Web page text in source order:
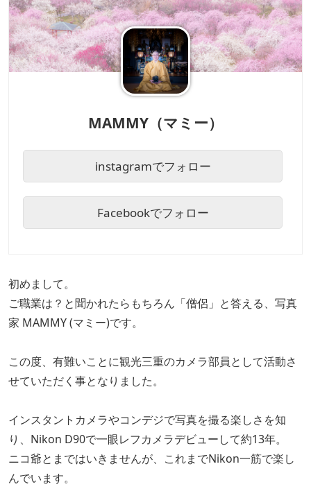
MAMMY（マミー）
instagramでフォロー
Facebookでフォロー
初めまして。
ご職業は？と聞かれたらもちろん「僧侶」と答える、写真
家 MAMMY (マミー)です。
この度、有難いことに観光三重のカメラ部員として活動さ
せていただく事となりました。
インスタントカメラやコンデジで写真を撮る楽しさを知
り、Nikon D90で一眼レフカメラデビューして約13年。
ニコ爺とまではいきませんが、これまでNikon一筋で楽し
んでいます。